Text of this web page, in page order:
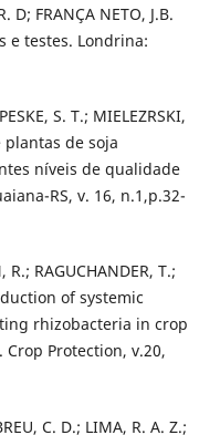
D; FRANÇA NETO, J.B.
e testes. Londrina:
S. T.; MIELEZRSKI,
plantas de soja
níveis de qualidade
RS, v. 16, n.1,p.32-
R.; RAGUCHANDER, T.;
of systemic
rhizobacteria in crop
Protection, v.20,
C. D.; LIMA, R. A. Z.;